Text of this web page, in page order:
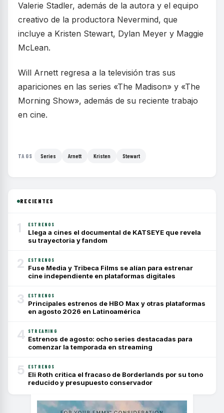
Valerie Stadler, además de la autora y el equipo
creativo de la productora Nevermind, que
incluye a Kristen Stewart, Dylan Meyer y Maggie
McLean.
Will Arnett regresa a la televisión tras sus
apariciones en las series «The Madison» y «The
Morning Show», además de su reciente trabajo
en cine.
TAGS Series Arnett Kristen Stewart
RECIENTES
1 ESTRENOS
Llega a cines el documental de KATSEYE que revela
su trayectoria y fandom
2 ESTRENOS
Fuse Media y Tribeca Films se alían para estrenar
cine independiente en plataformas digitales
3 ESTRENOS
Principales estrenos de HBO Max y otras plataformas
en agosto 2026 en Latinoamérica
4 STREAMING
Estrenos de agosto: ocho series destacadas para
comenzar la temporada en streaming
5 ESTRENOS
Eli Roth critica el fracaso de Borderlands por su tono
reducido y presupuesto conservador